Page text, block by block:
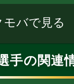
バで見る
手の関連